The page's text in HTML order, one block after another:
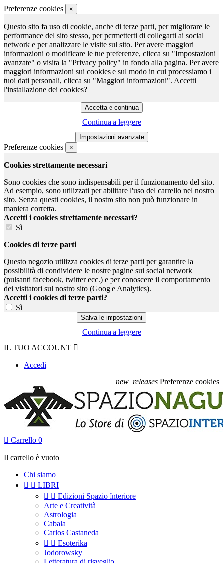
Preferenze cookies ×
Questo sito fa uso di cookie, anche di terze parti, per migliorare le
performance del sito stesso, per permetterti di collegarti ai social
network e per analizzare le visite sul sito. Per avere maggiori
informazioni o modificare le tue preferenze, clicca su "Impostazioni
avanzate" o visita la "Privacy policy" in fondo alla pagina. Per avere
maggiori informazioni sui cookies e sul modo in cui processiamo i
tuoi dati personali, clicca su "Maggiori informazioni". Accetti
l'installazione dei cookies?
Continua a leggere
Preferenze cookies ×
Cookies strettamente necessari
Sono cookies che sono indispensabili per il funzionamento del sito.
Ad esempio, sono utilizzati per abilitare l'uso del carrello nel nostro
sito. Senza questi cookies, il nostro sito non può funzionare in
maniera corretta.
Accetti i cookies strettamente necessari?
Sì
Cookies di terze parti
Questo negozio utilizza cookies di terze parti per garantire la
possibilità di condividere le nostre pagine sui social network
(pulsanti facebook, twitter ecc.) e per conoscere il comportamento
dei visitatori sul nostro sito (Google Analytics).
Accetti i cookies di terze parti?
Sì
Continua a leggere
IL TUO ACCOUNT 
Accedi
new_releases Preferenze cookies
 Carrello 0
Il carrello è vuoto
Chi siamo
  LIBRI
  Edizioni Spazio Interiore
Arte e Creatività
Astrologia
Cabala
Carlos Castaneda
  Esoterika
Jodorowsky
Letteratura di risveglio